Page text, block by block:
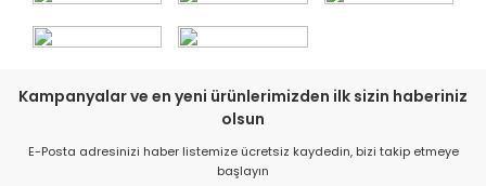
Kampanyalar ve en yeni ürünlerimizden ilk sizin haberiniz
olsun
E-Posta adresinizi haber listemize ücretsiz kaydedin, bizi takip etmeye
başlayın